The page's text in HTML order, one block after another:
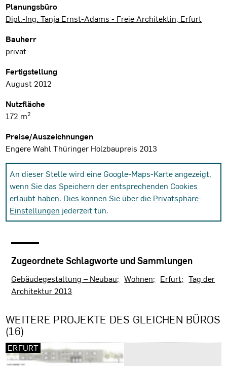
Planungsbüro
Dipl.-Ing. Tanja Ernst-Adams - Freie Architektin, Erfurt
Bauherr
privat
Fertigstellung
August 2012
Nutzfläche
172 m2
Preise/Auszeichnungen
Engere Wahl Thüringer Holzbaupreis 2013
An dieser Stelle wird eine Google-Maps-Karte angezeigt,
wenn Sie das Speichern der entsprechenden Cookies
erlaubt haben. Dies können Sie über die Privatsphäre-
Einstellungen jederzeit tun.
Zugeordnete Schlagworte und Sammlungen
Gebäudegestaltung – Neubau Wohnen Erfurt
Tag der
Architektur 2013
WEITERE PROJEKTE DES GLEICHEN BÜROS
(16)
ERFURT